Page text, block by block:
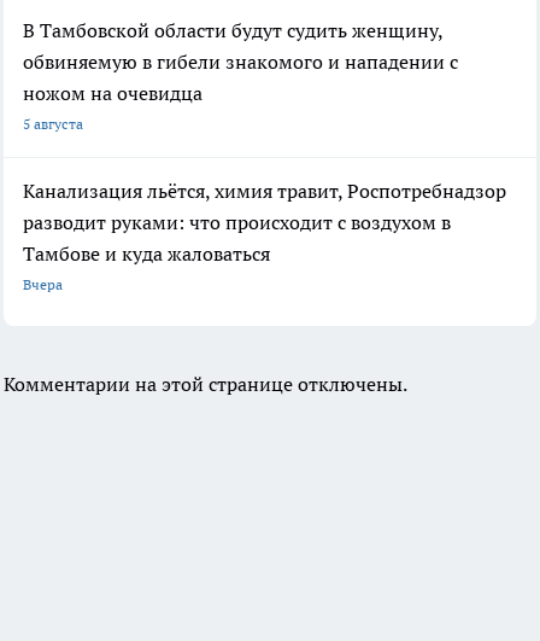
В Тамбовской области будут судить женщину,
обвиняемую в гибели знакомого и нападении с
ножом на очевидца
5 августа
Канализация льётся, химия травит, Роспотребнадзор
разводит руками: что происходит с воздухом в
Тамбове и куда жаловаться
Вчера
Комментарии на этой странице отключены.